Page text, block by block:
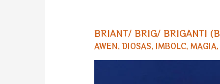
BRIANT/ BRIG/ BRIGANTI
AWEN,DIOSAS, IMBOLC,MAGIA
BRIANT/
BRIG/